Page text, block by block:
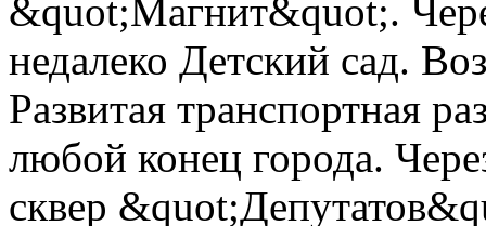
&quot;Магнит&quot;.
недалеко Детский сад.
Развитая транспортная
любой конец города.
сквер